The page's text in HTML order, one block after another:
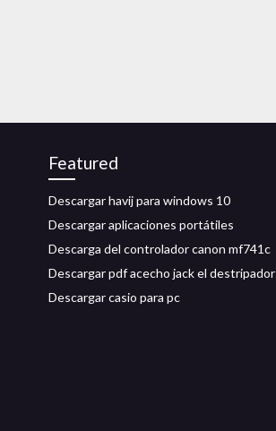
Featured
Descargar havij para windows 10
Descargar aplicaciones portátiles
Descarga del controlador canon mf741c
Descargar pdf acecho jack el destripador
Descargar casio para pc